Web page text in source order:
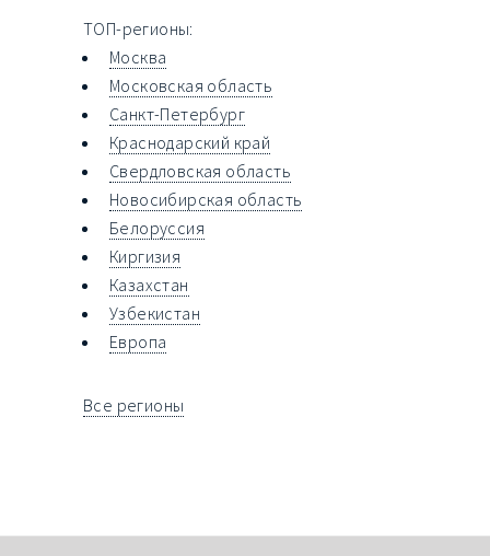
ТОП-регионы:
Москва
Московская область
Санкт-Петербург
Краснодарский край
Свердловская область
Новосибирская область
Белоруссия
Киргизия
Казахстан
Узбекистан
Европа
Все регионы